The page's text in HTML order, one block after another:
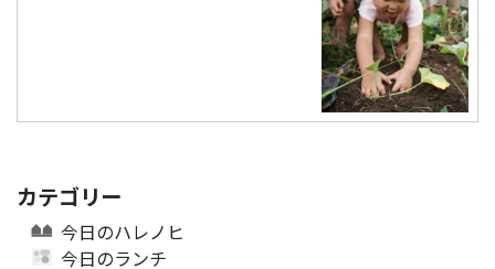
カテゴリー
今日のハレノヒ
今日のランチ